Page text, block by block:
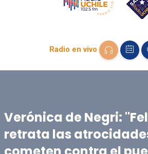
Radio en vivo
Verónica de Negri:
retrata las